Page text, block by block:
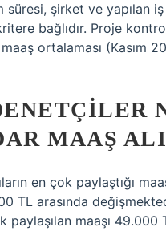
süresi, şirket ve yapılan
bağlıdır. Proje
ortalaması (Kasım
MAAŞ
en çok paylaştığı
TL arasında
paylaşılan maaşı 49.000